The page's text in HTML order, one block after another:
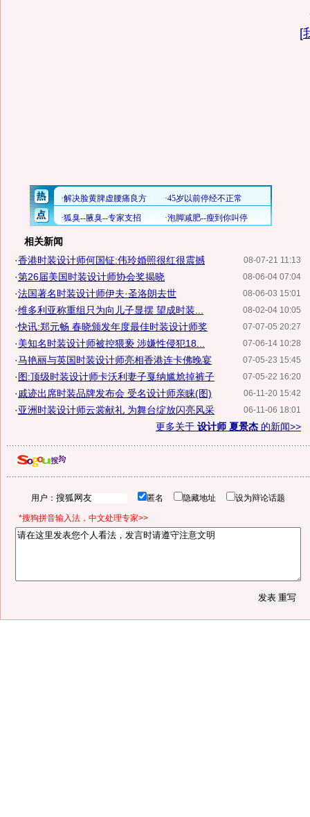
[
相关新闻
08-07-21 11:13
·香港时装设计师何国钲:伟玲婚照很红很震撼
08-06-04 07:04
·第26届美国时装设计师协会奖揭晓
08-06-03 15:01
·法国著名时装设计师伊夫·圣洛朗去世
08-02-04 10:05
·维多利亚称重组只为向儿子显摆 望成时装...
07-07-05 20:27
·快讯:郑元畅 春晓颁发年度最佳时装设计师奖
07-06-14 10:28
·美知名时装设计师被控猥亵 涉嫌性侵犯18...
07-05-23 15:45
·马艳丽与英国时装设计师亮相香港连卡佛晚宴
07-05-22 16:20
·图:顶级时装设计师卡沃利妻子戛纳尴尬掉裤子
06-11-20 15:42
·戚迹出席时装品牌发布会 受名设计师亲睐(图)
06-11-06 18:01
·亚洲时装设计师云裳献礼 为舞台绽放闪亮风采
更多关于 设计师 夏景杰 的新闻>>
用户： 匿名 隐藏地址 设为辩论话题
*搜狗拼音输入法，中文处理专家>>